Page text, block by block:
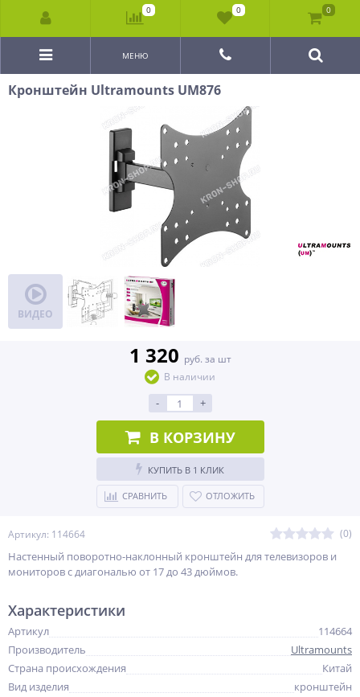
МЕНЮ
Кронштейн Ultramounts UM876
ВИДЕО
Артикул: 114664 (0)
Настенный поворотно-наклонный кронштейн для телевизоров и
мониторов с диагональю от 17 до 43 дюймов.
1 320 руб. за шт
В наличии
- +
В КОРЗИНУ
КУПИТЬ В 1 КЛИК
СРАВНИТЬ ОТЛОЖИТЬ
Характеристики
Артикул
114664
Производитель
Ultramounts
Страна происхождения
Китай
Вид изделия
кронштейн
0 0 0